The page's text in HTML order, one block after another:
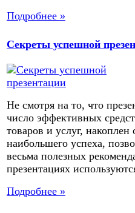
Подробнее »
Секреты успешной
Не смотря на то, что
число эффективных
товаров и услуг,
наибольшего успеха,
весьма полезных
презентациях
Подробнее »